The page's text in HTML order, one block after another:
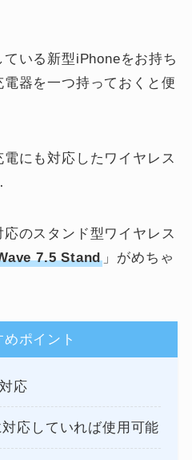
いる新型iPhoneをお持ち
器を一つ持っておくと便
にも対応したワイヤレス
のスタンド型ワイヤレス
7.5 Stand 」がめちゃ
めポイント
応
応していれば使用可能